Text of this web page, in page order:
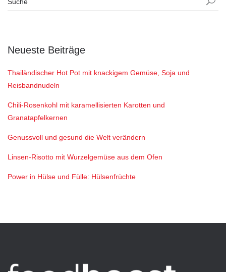
Neueste Beiträge
Thailändischer Hot Pot mit knackigem Gemüse, Soja und
Reisbandnudeln
Chili-Rosenkohl mit karamellisierten Karotten und
Granatapfelkernen
Genussvoll und gesund die Welt verändern
Linsen-Risotto mit Wurzelgemüse aus dem Ofen
Power in Hülse und Fülle: Hülsenfrüchte